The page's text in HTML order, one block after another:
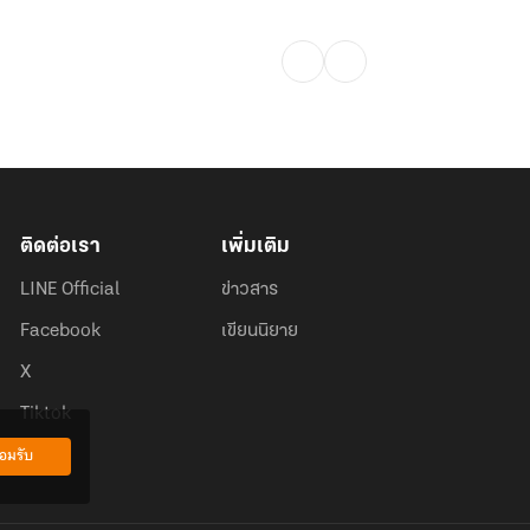
ติดต่อเรา
LINE Official
Facebook
X
Tiktok
เพิ่มเติม
ข่าวสาร
เขียนนิยาย
มรับ